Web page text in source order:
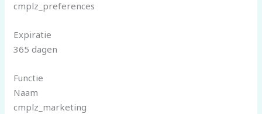
cmplz_preferences
Expiratie
365 dagen
Functie
Naam
cmplz_marketing